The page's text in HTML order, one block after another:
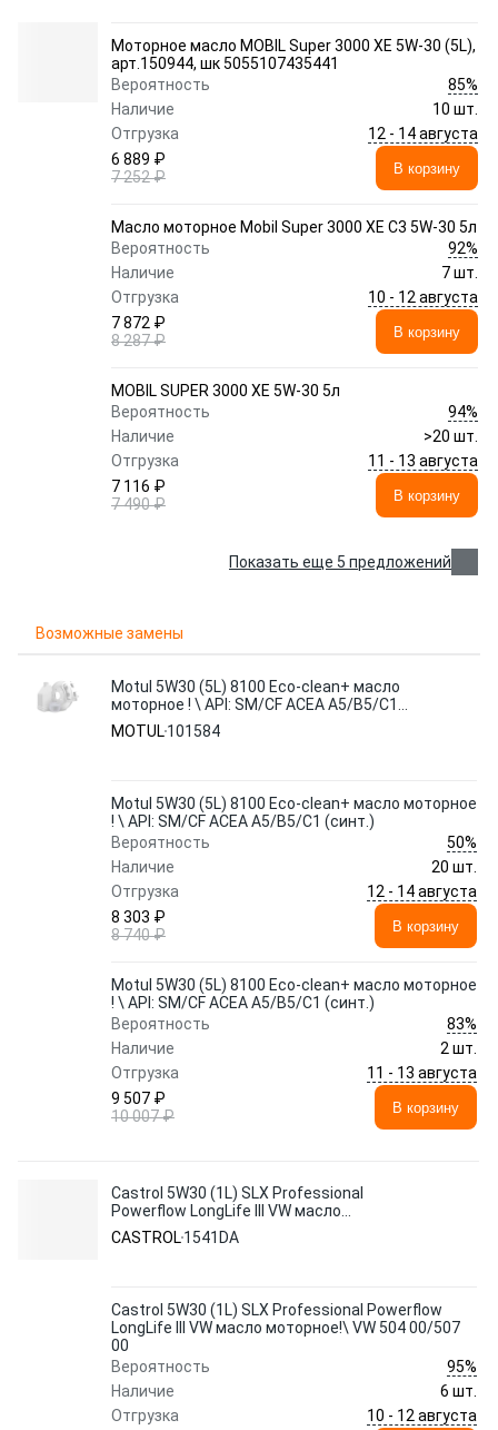
Моторное масло MOBIL Super 3000 XE 5W-30 (5L),
арт.150944, шк 5055107435441
Вероятность
85%
Наличие
10 шт.
Отгрузка
12 - 14 августа
6 889 ₽
7 252 ₽
В корзину
Масло моторное Mobil Super 3000 XE C3 5W-30 5л
Вероятность
92%
Наличие
7 шт.
Отгрузка
10 - 12 августа
7 872 ₽
8 287 ₽
В корзину
MOBIL SUPER 3000 XE 5W-30 5л
Вероятность
94%
Наличие
>20 шт.
Отгрузка
11 - 13 августа
7 116 ₽
7 490 ₽
В корзину
Показать еще 5 предложений
Возможные замены
Motul 5W30 (5L) 8100 Eco-clean+ масло
моторное ! \ API: SM/CF ACEA A5/B5/C1
(синт.)
MOTUL101584
Motul 5W30 (5L) 8100 Eco-clean+ масло моторное
! \ API: SM/CF ACEA A5/B5/C1 (синт.)
Вероятность
50%
Наличие
20 шт.
Отгрузка
12 - 14 августа
8 303 ₽
8 740 ₽
В корзину
Motul 5W30 (5L) 8100 Eco-clean+ масло моторное
! \ API: SM/CF ACEA A5/B5/C1 (синт.)
Вероятность
83%
Наличие
2 шт.
Отгрузка
11 - 13 августа
9 507 ₽
10 007 ₽
В корзину
Castrol 5W30 (1L) SLX Professional
Powerflow LongLife III VW масло
моторное!\ VW 504 00/507 00
CASTROL1541DA
Castrol 5W30 (1L) SLX Professional Powerflow
LongLife III VW масло моторное!\ VW 504 00/507
00
Вероятность
95%
Наличие
6 шт.
Отгрузка
10 - 12 августа